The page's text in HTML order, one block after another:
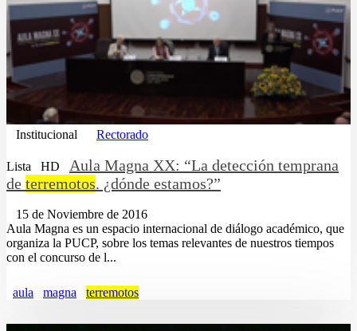
Institucional Rectorado
Lista HD
Aula Magna XX: “La detección temprana
de terremotos. ¿dónde estamos?”
15 de Noviembre de 2016
Aula Magna es un espacio internacional de diálogo académico, que
organiza la PUCP, sobre los temas relevantes de nuestros tiempos
con el concurso de l...
aula magna terremotos